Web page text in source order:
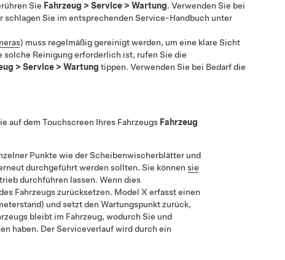
Sie Fahrzeug > Service > Wartung. Verwenden Sie bei
schlagen Sie im entsprechenden Service-Handbuch unter
) muss regelmäßig gereinigt werden, um eine klare Sicht
solche Reinigung erforderlich ist, rufen Sie die
> Service > Wartung tippen. Verwenden Sie bei Bedarf die
auf dem Touchscreen Ihres Fahrzeugs Fahrzeug
Punkte wie der Scheibenwischerblätter und
durchgeführt werden sollten. Sie können sie
durchführen lassen. Wenn dies
Fahrzeugs zurücksetzen. Model X erfasst einen
und setzt den Wartungspunkt zurück,
bleibt im Fahrzeug, wodurch Sie und
haben. Der Serviceverlauf wird durch ein